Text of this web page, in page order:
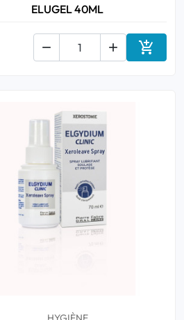
ELUGEL 40ML
  